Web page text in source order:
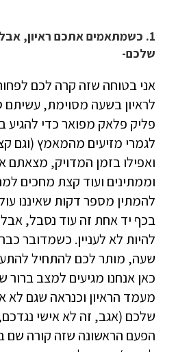
1. כשמתאמים אתכם ראיון,
שלכם-
אני בטוחה שזה קרה לכם
לראיון בשעה מסוימת, עשיתם
פליק פלאק מפואר כדי להגיע
לגמרי מזיעים מהמאמץ (וגם
ואפילו בזמן המדויק, מצאתם
וממתינים ועוד קצת מחכים
להמתין מספר דקות שאיננו
בכף יד אחת זה עוד נסבל,
להיות לא לעניין. כשמדובר
שעה, מותר לכם להתחיל
כאן אנחנו מגיעים למצב
מעמד הראיון וכנראה שגם לא
שלכם (אגב, זה לא אישי נגדכם,
הפעם הראשונה שזה קורה שם